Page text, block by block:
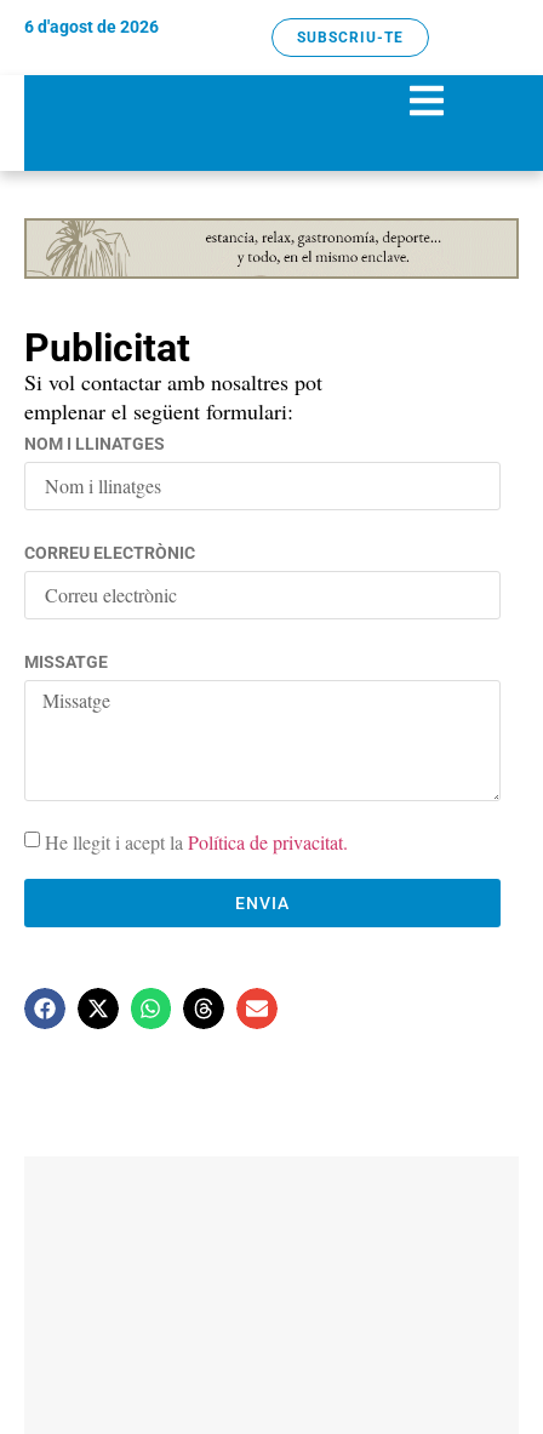
6 d'agost de 2026
SUBSCRIU-TE
Publicitat
Si vol contactar amb nosaltres pot
emplenar el següent formulari:
NOM I LLINATGES
CORREU ELECTRÒNIC
MISSATGE
He llegit i acept laPolítica de privacitat.
ENVIA